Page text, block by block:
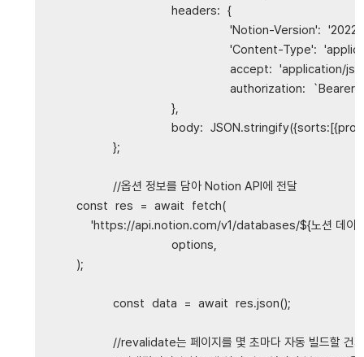
headers: {
'Notion-Version': '
'Content-Type': '
accept: 'application/
authorization: `Bearer
},
body: JSON.stringify({sorts:[{
};
//옵션 정보를 담아 Notion API에 전달
const res = await fetch(
'https://api.notion.com/v1/databases/${노션 데이
options,
);
const data = await res.json();
//revalidate는 페이지를 몇 초마다 자동 빌드할 건